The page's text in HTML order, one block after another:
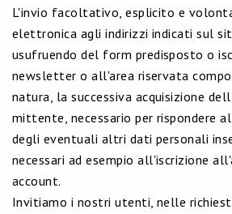
L'invio facoltativo, esplicito e
elettronica agli indirizzi indicati sul
usufruendo del form predisposto o
newsletter o all'area riservata
natura, la successiva acquisizione
mittente, necessario per rispondere
degli eventuali altri dati personali
necessari ad esempio all'iscrizione
account.
Invitiamo i nostri utenti, nelle